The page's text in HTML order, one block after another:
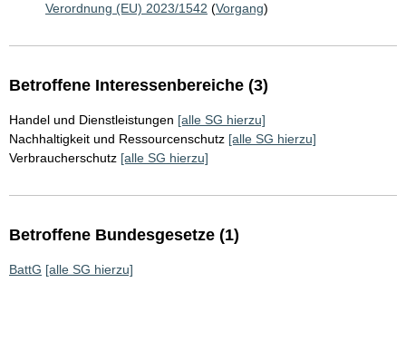
Verordnung (EU) 2023/1542 (Vorgang)
Betroffene Interessenbereiche (3)
Handel und Dienstleistungen [alle SG hierzu]
Nachhaltigkeit und Ressourcenschutz [alle SG hierzu]
Verbraucherschutz [alle SG hierzu]
Betroffene Bundesgesetze (1)
BattG [alle SG hierzu]